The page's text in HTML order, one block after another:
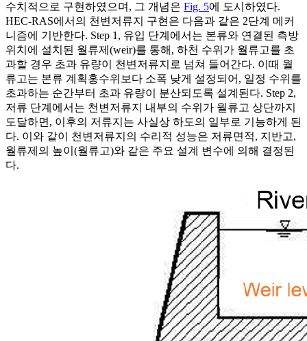
수치적으로 구현하였으며, 그 개념은 Fig. 5에 도시하였다.
HEC-RAS에서의 천변저류지 구현은 다음과 같은 2단계 메커
니즘에 기반한다. Step 1, 유입 단계에서는 본류와 연결된 측방
위치에 설치된 월류제(weir)를 통해, 하천 수위가 월류고를 초
과할 경우 초과 유량이 천변저류지로 넘쳐 들어간다. 이때 월
류고는 본류 계획홍수위보다 소폭 낮게 설정되어, 일정 수위를
초과하는 순간부터 초과 유량이 분산되도록 설계된다. Step 2,
저류 단계에서는 천변저류지 내부의 수위가 월류고 상단까지
도달하면, 이후의 저류지는 사실상 하도의 일부로 기능하게 된
다. 이와 같이 천변저류지의 수리적 성능은 저류면적, 지반고,
월류제의 높이(월류고)와 같은 주요 설계 변수에 의해 결정된
다.